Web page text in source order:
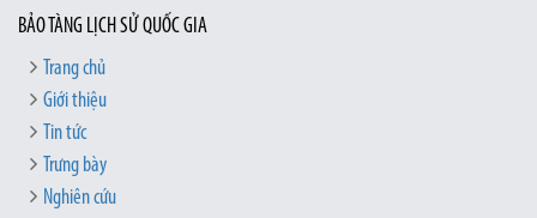
BẢO TÀNG LỊCH SỬ QUỐC GIA
Trang chủ
Giới thiệu
Tin tức
Trưng bày
Nghiên cứu